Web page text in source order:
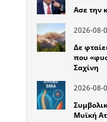
Ασε την
2026-08-
Δε
που
Σαχίνη
2026-08-
Μυϊκή